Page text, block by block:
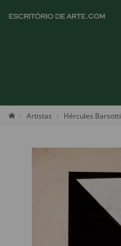
Artistas Hércules Barsotti